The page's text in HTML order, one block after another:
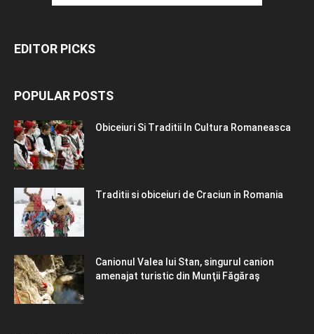
EDITOR PICKS
POPULAR POSTS
Obiceiuri Si Traditii In Cultura Romaneasca
Traditii si obiceiuri de Craciun in Romania
Canionul Valea lui Stan, singurul canion
amenajat turistic din Munţii Făgăraş